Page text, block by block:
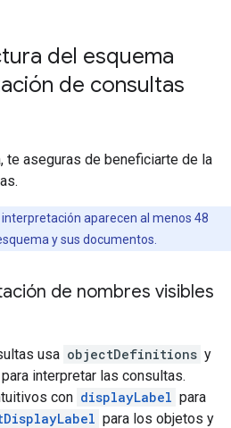
del esquema
de consultas
te aseguras de beneficiarte de la
interpretación aparecen al menos 48
y sus documentos.
de nombres visibles
usa objectDefinitions y
para interpretar las consultas.
con displayLabel para
para los objetos y